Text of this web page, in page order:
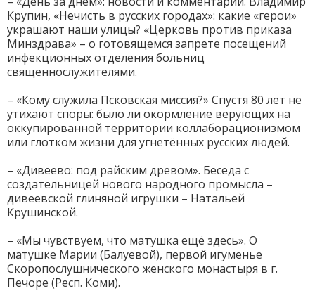
Крупин, «Нечисть в русских городах»: какие «герои»
украшают наши улицы? «Церковь против приказа
Минздрава» – о готовящемся запрете посещений
инфекционных отделения больниц
священнослужителями.
– «Кому служила Псковская миссия?» Спустя 80 лет не
утихают споры: было ли окормление верующих на
оккупированной территории коллаборационизмом
или глотком жизни для угнетённых русских людей.
– «Дивеево: под райским древом». Беседа с
создательницей нового народного промысла –
дивеевской глиняной игрушки – Натальей
Крушинской.
– «Мы чувствуем, что матушка ещё здесь». О
матушке Марии (Балуевой), первой игуменье
Скоропослушнического женского монастыря в г.
Печоре (Респ. Коми).